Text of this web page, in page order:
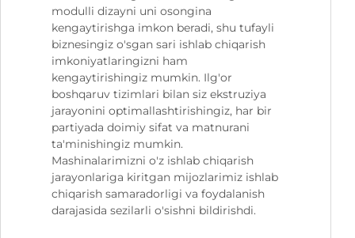
modulli dizayni uni osongina
kengaytirishga imkon beradi, shu tufayli
biznesingiz o'sgan sari ishlab chiqarish
imkoniyatlaringizni ham
kengaytirishingiz mumkin. Ilg'or
boshqaruv tizimlari bilan siz ekstruziya
jarayonini optimallashtirishingiz, har bir
partiyada doimiy sifat va matnurani
ta'minishingiz mumkin.
Mashinalarimizni o'z ishlab chiqarish
jarayonlariga kiritgan mijozlarimiz ishlab
chiqarish samaradorligi va foydalanish
darajasida sezilarli o'sishni bildirishdi.